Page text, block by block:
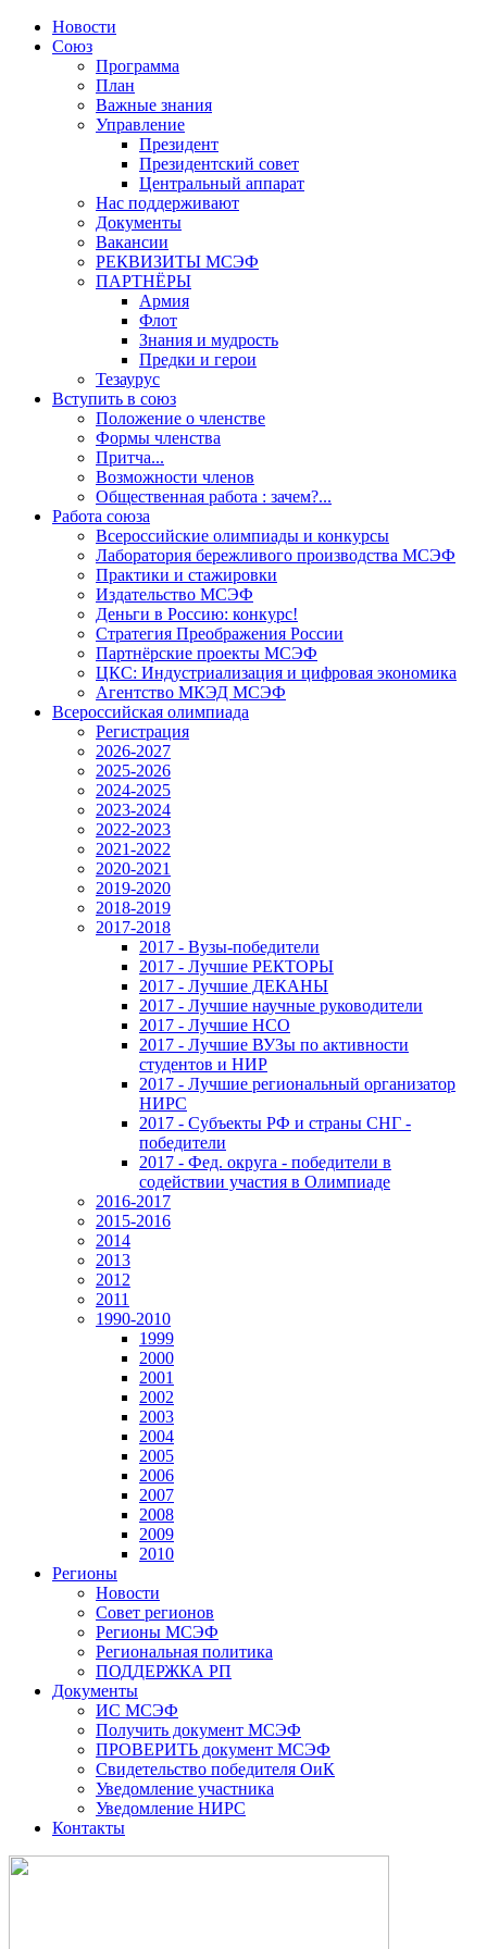
Новости
Союз
Программа
План
Важные знания
Управление
Президент
Президентский совет
Центральный аппарат
Нас поддерживают
Документы
Вакансии
РЕКВИЗИТЫ МСЭФ
ПАРТНЁРЫ
Армия
Флот
Знания и мудрость
Предки и герои
Тезаурус
Вступить в союз
Положение о членстве
Формы членства
Притча...
Возможности членов
Общественная работа : зачем?...
Работа союза
Всероссийские олимпиады и конкурсы
Лаборатория бережливого производства МСЭФ
Практики и стажировки
Издательство МСЭФ
Деньги в Россию: конкурс!
Стратегия Преображения России
Партнёрские проекты МСЭФ
ЦКС: Индустриализация и цифровая экономика
Агентство МКЭД МСЭФ
Всероссийская олимпиада
Регистрация
2026-2027
2025-2026
2024-2025
2023-2024
2022-2023
2021-2022
2020-2021
2019-2020
2018-2019
2017-2018
2017 - Вузы-победители
2017 - Лучшие РЕКТОРЫ
2017 - Лучшие ДЕКАНЫ
2017 - Лучшие научные руководители
2017 - Лучшие НСО
2017 - Лучшие ВУЗы по активности
студентов и НИР
2017 - Лучшие региональный организатор
НИРС
2017 - Субъекты РФ и страны СНГ -
победители
2017 - Фед. округа - победители в
содействии участия в Олимпиаде
2016-2017
2015-2016
2014
2013
2012
2011
1990-2010
1999
2000
2001
2002
2003
2004
2005
2006
2007
2008
2009
2010
Регионы
Новости
Совет регионов
Регионы МСЭФ
Региональная политика
ПОДДЕРЖКА РП
Документы
ИС МСЭФ
Получить документ МСЭФ
ПРОВЕРИТЬ документ МСЭФ
Свидетельство победителя ОиК
Уведомление участника
Уведомление НИРС
Контакты